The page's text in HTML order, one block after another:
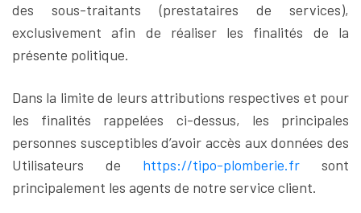
des sous-traitants (prestataires de services),
exclusivement afin de réaliser les finalités de la
présente politique.
Dans la limite de leurs attributions respectives et pour
les finalités rappelées ci-dessus, les principales
personnes susceptibles d’avoir accès aux données des
Utilisateurs de
https://tipo-plomberie.fr
sont
principalement les agents de notre service client.